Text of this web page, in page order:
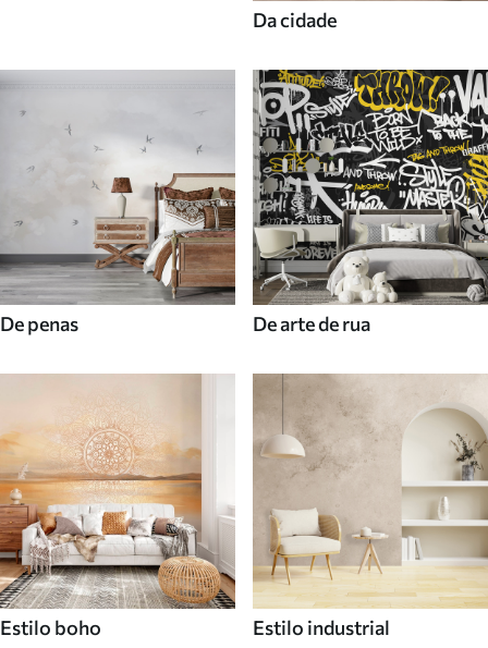
Da cidade
De penas De arte de rua
Estilo boho Estilo industrial